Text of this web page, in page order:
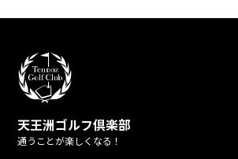
天王洲ゴルフ倶楽部
通うことが楽しくなる！